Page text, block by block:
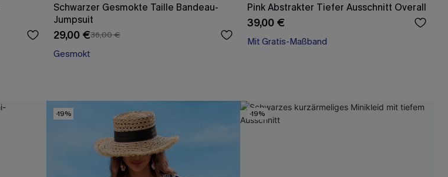
Schwarzer Gesmokte Taille Bandeau-
Jumpsuit
29,00 €36,00 €
Gesmokt
Pink Abstrakter Tiefer Ausschnitt Overall
39,00 €
Mit Gratis-Maßband
Gesmokt
-19% -19%